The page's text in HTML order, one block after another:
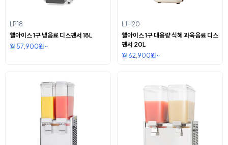
LP18
웰아이스 1구 냉음료 디스펜서 18L
월 57,900원~
LJH20
웰아이스 1구 대용량 식혜 과육음료 디스
펜서 20L
월 62,900원~